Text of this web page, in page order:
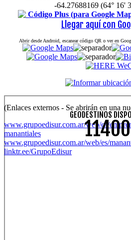
-64.27688169 (64° 16'
Código Plus (para Google
Llegar aquí con
Abrir desde Android, escanear código QR o ver en
(Enlaces externos - Se abrirán en una
www.grupoedisur.com.ar/web/es/
manantiales
www.grupoedisur.com.ar/web/es/
linktr.ee/GrupoEdisur
GEODESTINOS